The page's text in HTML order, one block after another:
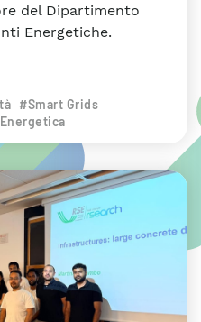
del Dipartimento
Energetiche.
#Smart Grids